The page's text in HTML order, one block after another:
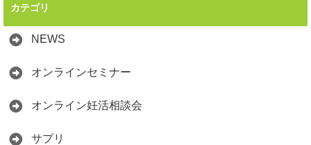
カテゴリ
NEWS
オンラインセミナー
オンライン妊活相談会
サプリ